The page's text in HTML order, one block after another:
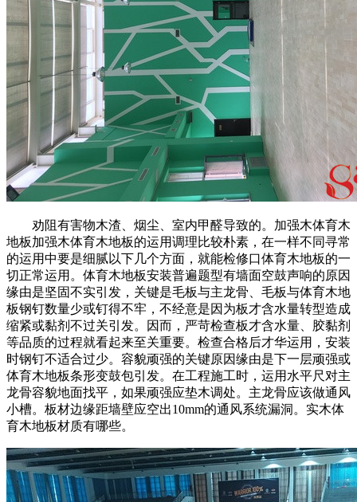
劝阻有害物木渣、烟尘、室内甲醛导致的。加强木体育木
地板加强木体育木地板的运用调理比较朴素，在一样不同寻常
的运用中要是细腻以下几个方面，就能检修口体育木地板的一
切正常运用。体育木地板安装普遍题型有墙面空鼓声响的原因
缘由是坚固不实引发，关键是毛板与主龙骨、毛板与体育木地
板钢钉数量少或钉得不牢，不经意是因为板才含水量转型造成
缩紧或黏剂不过关引发。因而，严苛检查板才含水量、胶黏剂
等品质的过程就看起来至关重要。检查合格后才华运用，安装
时钢钉不适合过少。容貌顽强的关键原因缘由是下一层顽强或
体育木地板条形变鼓包引发。在工程施工时，运用水平尺对主
龙骨容貌地面找平，如果顽强应垫木调处。主龙骨应该做通风
小槽。板材边缘距墙壁应空出10mm的通风系统漏洞。实木体
育木地板材质有哪些。